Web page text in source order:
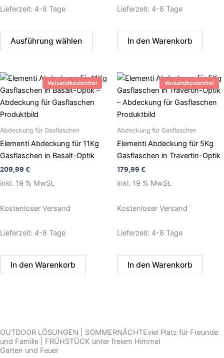
Lieferzeit: 4-8 Tage
Ausführung wählen
Lieferzeit: 4-8 Tage
In den Warenkorb
Versandkostenfrei
Abdeckung für Gasflaschen
Elementi Abdeckung für 11Kg
Gasflaschen in Basalt-Optik
209,99 €
inkl. 19 % MwSt.
Kostenloser Versand
Lieferzeit: 4-8 Tage
In den Warenkorb
Versandkostenfrei
Abdeckung für Gasflaschen
Elementi Abdeckung für 5Kg
Gasflaschen in Travertin-Optik
179,99 €
inkl. 19 % MwSt.
Kostenloser Versand
Lieferzeit: 4-8 Tage
In den Warenkorb
OUTDOOR LÖSUNGEN | SOMMERNÄCHTEviel Platz für Freunde
und Familie | FRÜHSTÜCK unter freiem Himmel
Garten und Feuer